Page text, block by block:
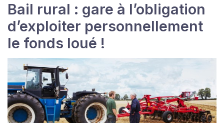
Bail rural : gare à l’obligation
d’exploiter personnellement
le fonds loué !